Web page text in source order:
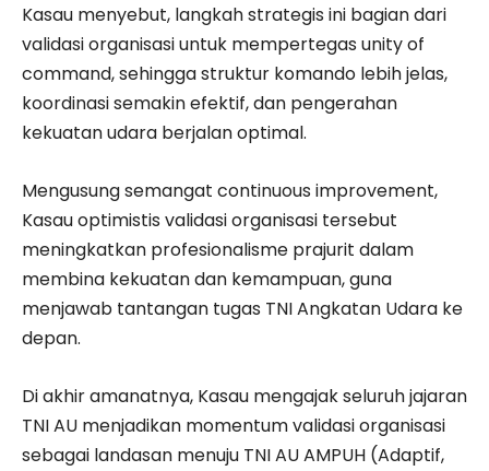
Kasau menyebut, langkah strategis ini bagian dari
validasi organisasi untuk mempertegas unity of
command, sehingga struktur komando lebih jelas,
koordinasi semakin efektif, dan pengerahan
kekuatan udara berjalan optimal.
Mengusung semangat continuous improvement,
Kasau optimistis validasi organisasi tersebut
meningkatkan profesionalisme prajurit dalam
membina kekuatan dan kemampuan, guna
menjawab tantangan tugas TNI Angkatan Udara ke
depan.
Di akhir amanatnya, Kasau mengajak seluruh jajaran
TNI AU menjadikan momentum validasi organisasi
sebagai landasan menuju TNI AU AMPUH (Adaptif,